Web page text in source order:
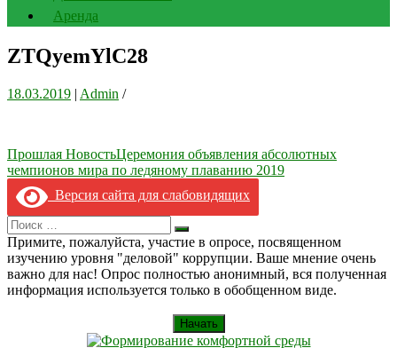
Аренда
ZTQyemYlC28
18.03.2019 | Admin /
Навигация
по
записям
Прошлая НовостьЦеремония объявления абсолютных
чемпионов мира по ледяному плаванию 2019
Версия сайта для слабовидящих
Search
for:
Искать
Примите, пожалуйста, участие в опросе, посвященном
изучению уровня "деловой" коррупции. Ваше мнение очень
важно для нас! Опрос полностью анонимный, вся полученная
информация используется только в обобщенном виде.
Начать